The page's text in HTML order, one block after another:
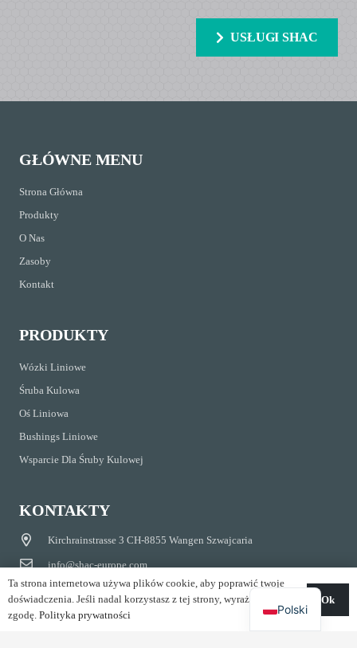
USŁUGI SHAC
GŁÓWNE MENU
Strona Główna
Produkty
O Nas
Zasoby
Kontakt
PRODUKTY
Wózki Liniowe
Śruba Kulowa
Oś Liniowa
Bushings Liniowe
Wsparcie Dla Śruby Kulowej
KONTAKTY
Kirchrainstrasse 3 CH-8855 Wangen Szwajcaria
info@shac-europe.com
+41 79 851 20 25
Ta strona internetowa używa plików cookie, aby poprawić twoje
doświadczenia. Jeśli nadal korzystasz z tej strony, wyrażasz na to
zgodę. Polityka prywatności
Ok
Polski